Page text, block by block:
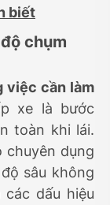
biết
chụm
việc cần làm
xe là bước
toàn khi lái.
chuyên dụng
sâu không
dấu hiệu